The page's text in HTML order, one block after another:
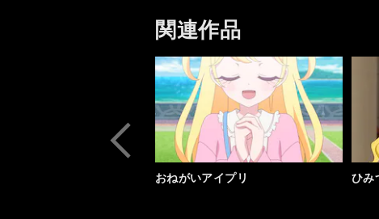
関連作品
おねがいアイプリ ひみ